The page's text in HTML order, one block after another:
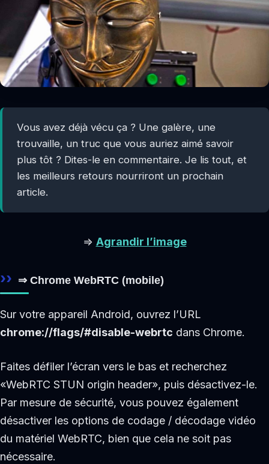
Vous avez déjà vécu ça ? Une galère, une
trouvaille, un truc que vous auriez aimé savoir
plus tôt ? Dites-le en commentaire. Je lis tout, et
les meilleurs retours nourriront un prochain
article.
⇒ Agrandir l’image
⇒ Chrome WebRTC (mobile)
Sur votre appareil Android, ouvrez l’URL
chrome://flags/#disable-webrtc dans Chrome.
Faites défiler l’écran vers le bas et recherchez
«WebRTC STUN origin header», puis désactivez-le.
Par mesure de sécurité, vous pouvez également
désactiver les options de codage / décodage vidéo
du matériel WebRTC, bien que cela ne soit pas
nécessaire.